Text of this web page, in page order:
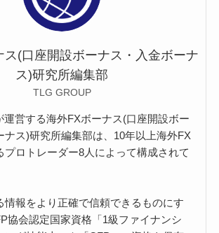
ス(口座開設ボーナス・入金ボーナ
ス)研究所編集部
TLG GROUP
運営する海外FXボーナス(口座開設ボー
ナス)研究所編集部は、10年以上海外FX
プロトレーダー8人によって構成されて
情報をより正確で信頼できるものにす
協会認定国家資格「1級ファイナンシ